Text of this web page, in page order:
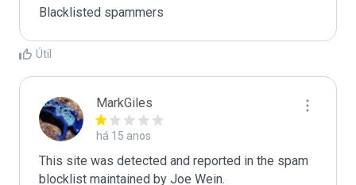
Blacklisted spammers
Útil
MarkGiles
há 15 anos
This site was detected and reported in the spam
blocklist maintained by Joe Wein.